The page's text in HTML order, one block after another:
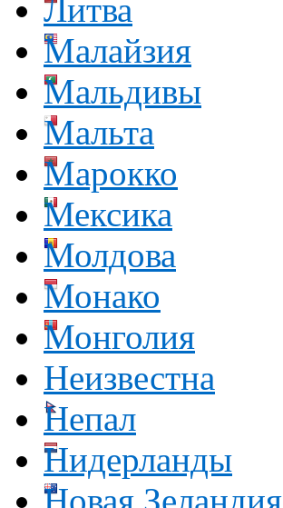
Литва
Малайзия
Мальдивы
Мальта
Марокко
Мексика
Молдова
Монако
Монголия
Неизвестна
Непал
Нидерланды